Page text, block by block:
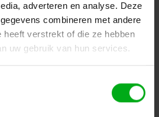
adverteren en analyse. Deze
combineren met andere
heeft verstrekt of die ze hebben
uw gebruik van hun services.
Login voor prijzen